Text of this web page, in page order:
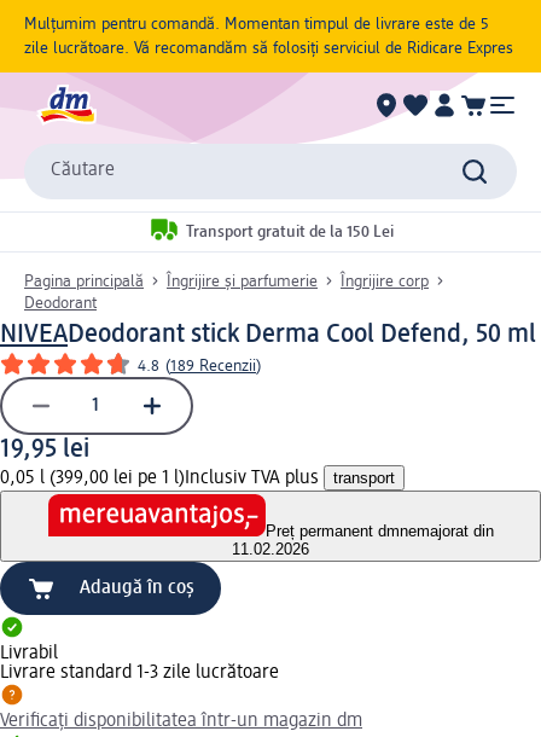
Mulțumim pentru comandă. Momentan timpul de livrare este de 5
zile lucrătoare. Vă recomandăm să folosiți serviciul de Ridicare Expres
Căutare
Transport gratuit de la 150 Lei
Pagina principală Îngrijire și parfumerie
Îngrijire corp
Deodorant
NIVEADeodorant stick Derma Cool Defend, 50 ml
4.8 (189 Recenzii)
19,95 lei
0,05 l (399,00 lei pe 1 l) Inclusiv TVA plus transport
Preț permanent dmnemajorat din
11.02.2026
Adaugă în coș
Livrabil
Livrare standard 1-3 zile lucrătoare
Verificați disponibilitatea într-un magazin dm